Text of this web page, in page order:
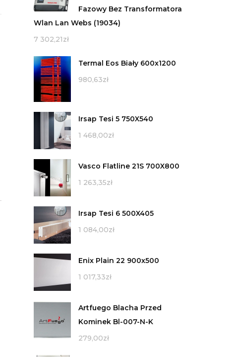
Fazowy Bez Transformatora
Wlan Lan Webs (19034)
7 302,21zł
Termal Eos Biały 600x1200
980,63zł
Irsap Tesi 5 750X540
1 468,00zł
Vasco Flatline 21S 700X800
1 263,35zł
Irsap Tesi 6 500X405
1 084,00zł
Enix Plain 22 900x500
1 017,33zł
Artfuego Blacha Przed
Kominek Bl-007-N-K
279,00zł